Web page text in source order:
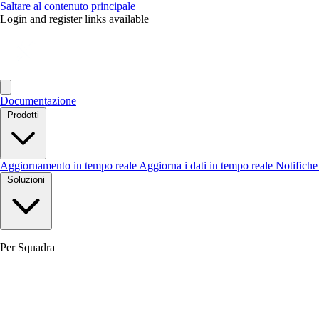
Saltare al contenuto principale
Login and register links available
Documentazione
Prodotti
Aggiornamento in tempo reale Aggiorna i dati in tempo reale Notifiche
Soluzioni
Per Squadra